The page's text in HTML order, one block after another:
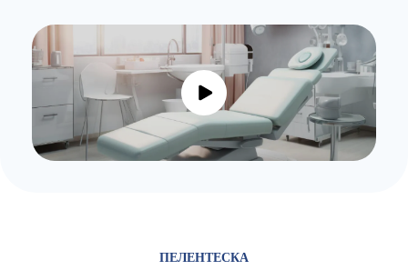
ПЕЛЕНТЕСКА